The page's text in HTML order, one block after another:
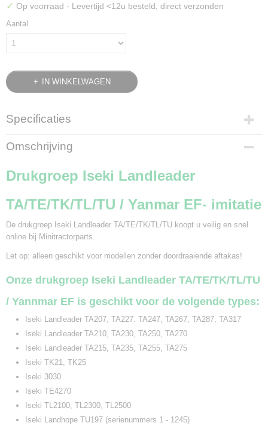
✓ Op voorraad - Levertijd <12u besteld, direct verzonden
Aantal
IN WINKELWAGEN
Specificaties
Bruto gewicht
5,50 Kg
Omschrijving
Drukgroep Iseki Landleader
TA/TE/TK/TL/TU / Yanmar EF- imitatie
De drukgroep Iseki Landleader TA/TE/TK/TL/TU koopt u veilig en snel
online bij Minitractorparts.
Let op: alleen geschikt voor modellen zonder doordraaiende aftakas!
Onze drukgroep Iseki Landleader TA/TE/TK/TL/TU
/ Yannmar EF is geschikt voor de volgende types:
Iseki Landleader TA207, TA227. TA247, TA267, TA287, TA317
Iseki Landleader TA210, TA230, TA250, TA270
Iseki Landleader TA215, TA235, TA255, TA275
Iseki TK21, TK25
Iseki 3030
Iseki TE4270
Iseki TL2100, TL2300, TL2500
Iseki Landhope TU197 (serienummers 1 - 1245)